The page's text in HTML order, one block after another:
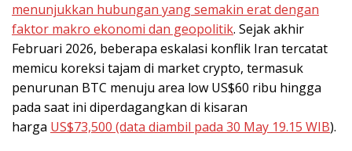
menunjukkan hubungan yang semakin erat dengan
faktor makro ekonomi dan geopolitik. Sejak akhir
Februari 2026, beberapa eskalasi konflik Iran tercatat
memicu koreksi tajam di market crypto, termasuk
penurunan BTC menuju area low US$60 ribu hingga
pada saat ini diperdagangkan di kisaran
harga US$73,500 (data diambil pada 30 May 19.15 WIB).